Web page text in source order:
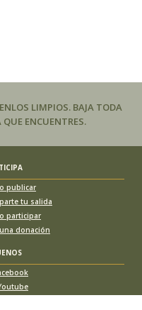
LIMPIOS. BAJA TODA
ENCUENTRES.
publicar
tu salida
participar
donación